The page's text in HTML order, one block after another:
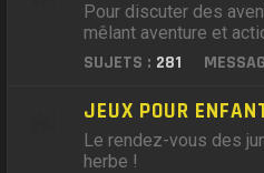
Pour discuter des
mêlant aventure et
SUJETS : 281
JEUX POUR
Le rendez-vous des
herbe !